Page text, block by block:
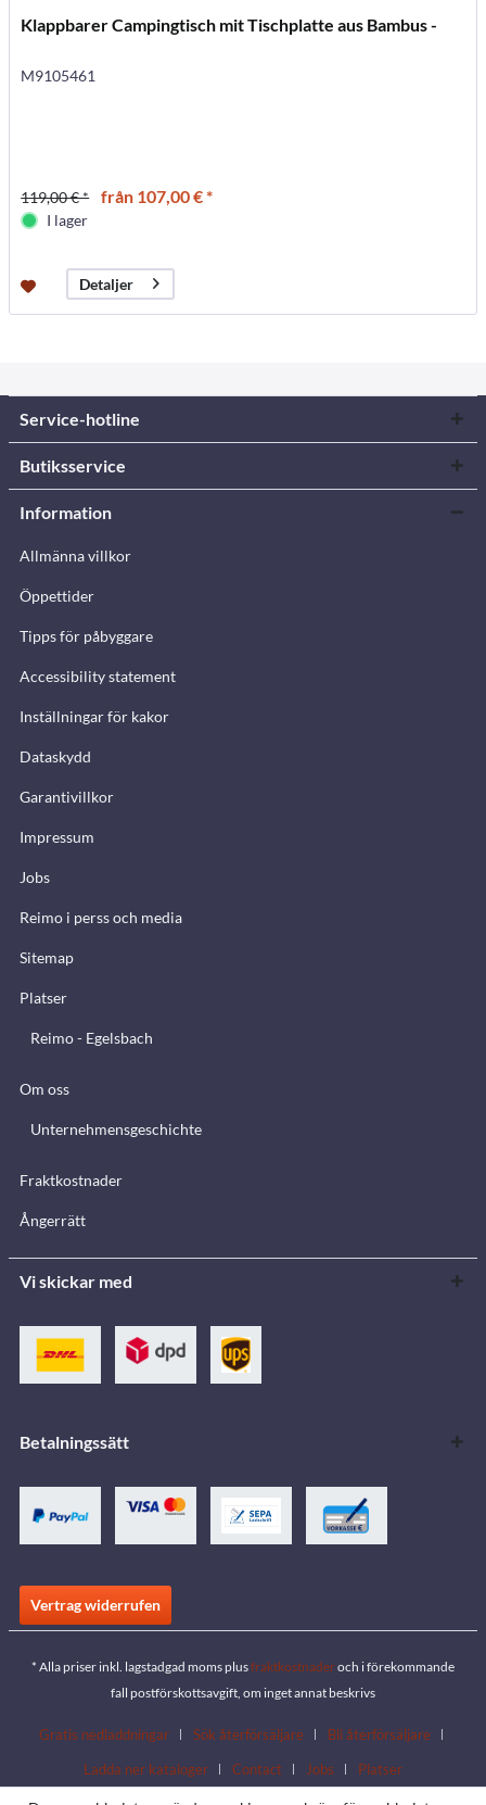
Klappbarer Campingtisch mit Tischplatte aus Bambus -
M9105461
119,00 € * från 107,00 € *
I lager
Detaljer
Service-hotline
Butiksservice
Information
Allmänna villkor
Öppettider
Tipps för påbyggare
Accessibility statement
Inställningar för kakor
Dataskydd
Garantivillkor
Impressum
Jobs
Reimo i perss och media
Sitemap
Platser
Reimo - Egelsbach
Om oss
Unternehmensgeschichte
Fraktkostnader
Ångerrätt
Vi skickar med
Betalningssätt
Vertrag widerrufen
* Alla priser inkl. lagstadgad moms plusfraktkostnaderoch i förekommande
fall postförskottsavgift, om inget annat beskrivs
Gratis nedladdningar Sök återförsäljare
Bli återförsäljare
Ladda ner kataloger
Contact Jobs Platser